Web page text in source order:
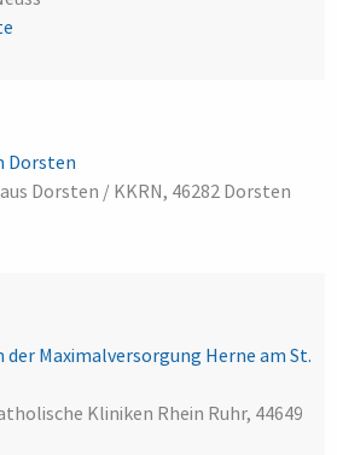
Dorsten
Dorsten / KKRN, 46282 Dorsten
Maximalversorgung Herne am St.
Kliniken Rhein Ruhr, 44649